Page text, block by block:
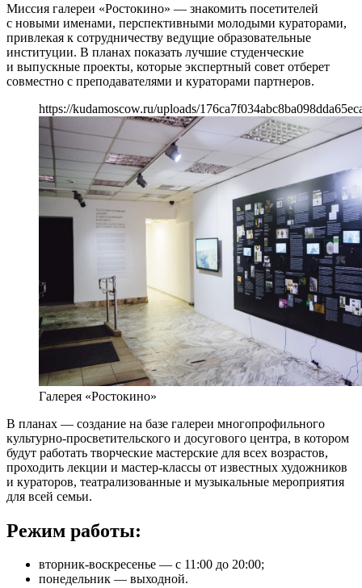
Миссия галереи «Ростокино» — знакомить посетителей
с новыми именами, перспективными молодыми кураторами,
привлекая к сотрудничеству ведущие образовательные
институции. В планах показать лучшие студенческие
и выпускные проекты, которые экспертный совет отберет
совместно с преподавателями и кураторами партнеров.
https://kudamoscow.ru/uploads/
Галерея «Ростокино»
В планах — создание на базе галереи многопрофильного
культурно-просветительского и досугового центра, в котором
будут работать творческие мастерские для всех возрастов,
проходить лекции и мастер-классы от известных художников
и кураторов, театрализованные и музыкальные мероприятия
для всей семьи.
Режим работы:
вторник-воскресенье — с 11:00 до 20:00;
понедельник — выходной.